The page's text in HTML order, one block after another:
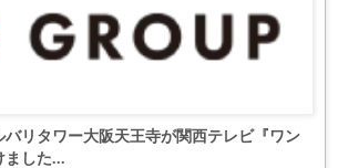
バリタワー大阪天王寺が関西テレビ『ワン
ました...